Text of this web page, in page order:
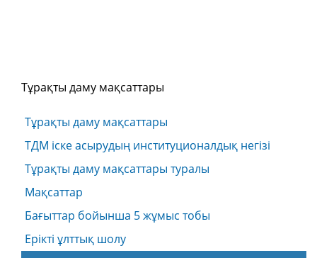
Тұрақты даму мақсаттары
Тұрақты даму мақсаттары
ТДМ іске асырудың институционалдық негізі
Тұрақты даму мақсаттары туралы
Мақсаттар
Бағыттар бойынша 5 жұмыс тобы
Ерікті ұлттық шолу